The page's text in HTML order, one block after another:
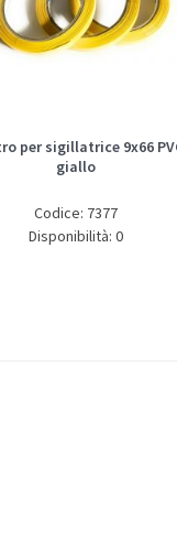
per sigillatrice 9x66
giallo
Codice: 7377
Disponibilità: 0